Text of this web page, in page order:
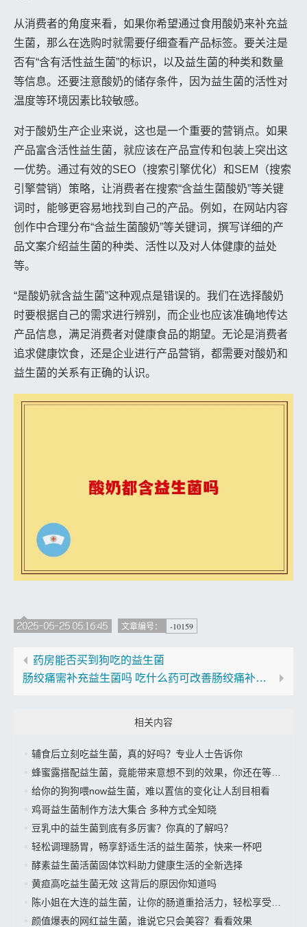
从消费者的角度来看，如果你希望通过食用酸奶来补充益
生菌，那么在选购时就需要仔细查看产品标签。要关注是
否有“含有活性益生菌”的标识，以及益生菌的种类和数量
等信息。还要注意酸奶的储存条件，因为益生菌的活性对
温度等环境因素比较敏感。
对于酸奶生产企业来说，这也是一个重要的营销点。如果
产品富含活性益生菌，就应该在产品宣传和包装上突出这
一优势。通过有效的SEO（搜索引擎优化）和SEM（搜索
引擎营销）策略，让消费者在搜索“含益生菌酸奶”等关键
词时，能够更容易地找到自己的产品。例如，在网站内容
创作中合理分布“含益生菌酸奶”等关键词，撰写详细的产
品文案介绍益生菌的种类、活性以及对人体健康的益处
等。
“是酸奶就含益生菌”这种观点是错误的。我们在选择酸奶
时要根据自己的需求进行辨别，而企业也应该准确地传达
产品信息，满足消费者对健康食品的期望。无论是消费者
追求健康饮食，还是企业进行产品营销，都需要对酸奶和
益生菌的关系有正确的认识。
2025-05-25 05:16:45 文章编号： -10159
药房能否买到狗吃的益生菌
肠绞痛需补充益生菌吗 吃什么药可改善肠绞痛补充益生菌
相关内容
辅食后立刻吃益生菌，真的好吗？专业人士告诉你
蜂蜜露搭配益生菌，竟能带来意想不到的效果，你还在等什么？
给你的狗狗喂now益生菌，难以置信的变化让人刮目相看
鸡哥益生菌制作方法大集合 多种方式全知晓
豆乳中的益生菌到底有多厉害？你真的了解吗？
轻松调理肠胃，畅享舒适生活的益生菌茶，快来一杯吧
酵素益生菌活菌固体饮料助力健康生活的全新选择
黄疸高吃益生菌无效 这背后的原因你知道吗
陈小姐在大连的益生菌，让你的肠道重拾活力，轻松享受美好生活”
颜值爆表的网红益生菌，谁说它只会美容？看看效果